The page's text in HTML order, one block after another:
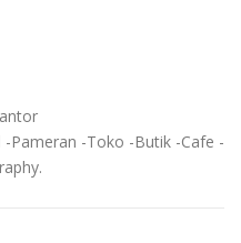
Pameran -Toko -Butik -Cafe -